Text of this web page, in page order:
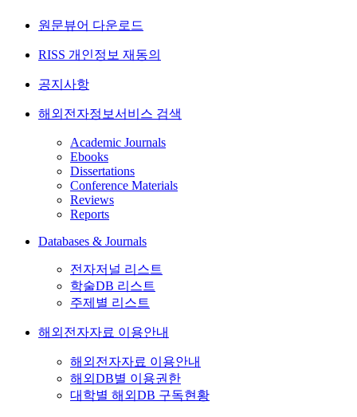
원문뷰어 다운로드
RISS 개인정보 재동의
공지사항
해외전자정보서비스 검색
Academic Journals
Ebooks
Dissertations
Conference Materials
Reviews
Reports
Databases & Journals
전자저널 리스트
학술DB 리스트
주제별 리스트
해외전자자료 이용안내
해외전자자료 이용안내
해외DB별 이용권한
대학별 해외DB 구독현황